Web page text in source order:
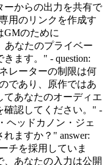
ーからの出力を共有で
用のリンクを作成す
GMのために
あなたのプライベー
ます。" - question:
レーターの制限は何
であり、原作ではあ
てあなたのオーディエ
確認してください。" -
ヘッドカノン・ジェ
ますか？" answer:
チを採用していま
あなたの入力は公開